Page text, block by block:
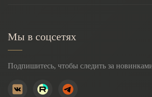
Мы в соцсетях
Подпишитесь, чтобы следить за